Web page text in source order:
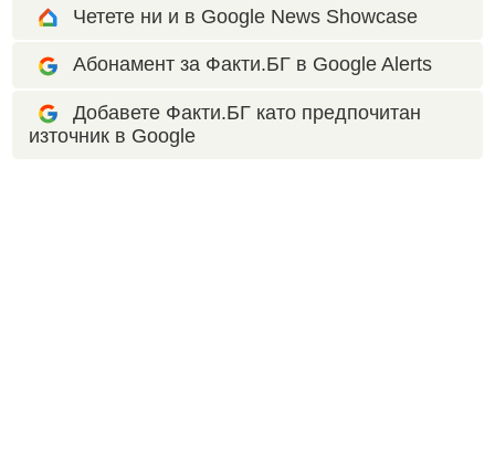
Четете ни и в Google News Showcase
Абонамент за Факти.БГ в Google Alerts
Добавете Факти.БГ като предпочитан
източник в Google